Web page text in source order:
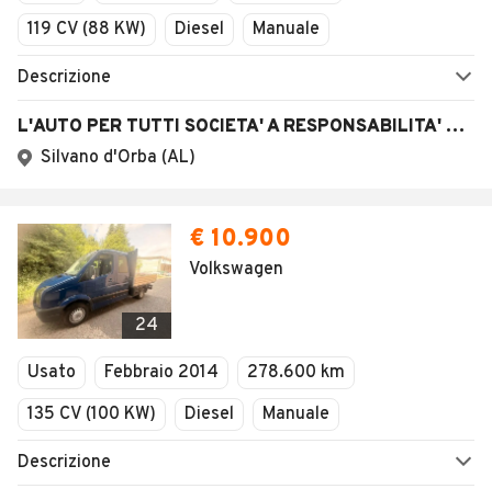
119 CV (88 KW)
Diesel Manuale
Descrizione
L'AUTO PER TUTTI SOCIETA' A RESPONSABILITA' LIMITATA
Silvano d'Orba (AL)
24
€ 10.900
Volkswagen
Usato Febbraio 2014
278.600 km
135 CV (100 KW)
Diesel Manuale
Descrizione